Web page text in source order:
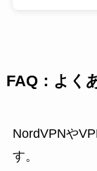
FAQ：よく
NordVPNや
す。